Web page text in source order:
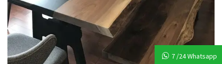
7 /24 Whatsapp